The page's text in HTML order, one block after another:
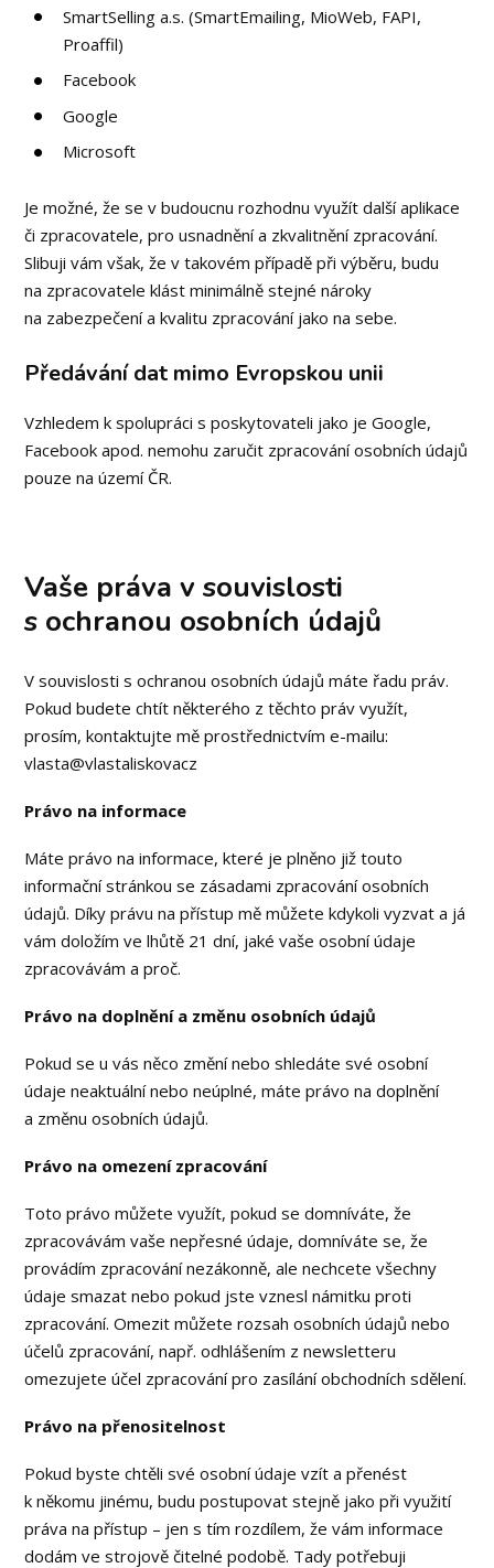
SmartSelling a.s. (SmartEmailing, MioWeb, FAPI,
Proaffil)
Facebook
Google
Microsoft
Je možné, že se v budoucnu rozhodnu využít další aplikace
či zpracovatele, pro usnadnění a zkvalitnění zpracování.
Slibuji vám však, že v takovém případě při výběru, budu
na zpracovatele klást minimálně stejné nároky
na zabezpečení a kvalitu zpracování jako na sebe.
Předávání dat mimo Evropskou unii
Vzhledem k spolupráci s poskytovateli jako je Google,
Facebook apod. nemohu zaručit zpracování osobních údajů
pouze na území ČR.
Vaše práva v souvislosti
s ochranou osobních údajů
V souvislosti s ochranou osobních údajů máte řadu práv.
Pokud budete chtít některého z těchto práv využít,
prosím, kontaktujte mě prostřednictvím e-mailu:
vlasta@vlastaliskovacz
Právo na informace
Máte právo na informace, které je plněno již touto
informační stránkou se zásadami zpracování osobních
údajů. Díky právu na přístup mě můžete kdykoli vyzvat a já
vám doložím ve lhůtě 21 dní, jaké vaše osobní údaje
zpracovávám a proč.
Právo na doplnění a změnu osobních údajů
Pokud se u vás něco změní nebo shledáte své osobní
údaje neaktuální nebo neúplné, máte právo na doplnění
a změnu osobních údajů.
Právo na omezení zpracování
Toto právo můžete využít, pokud se domníváte, že
zpracovávám vaše nepřesné údaje, domníváte se, že
provádím zpracování nezákonně, ale nechcete všechny
údaje smazat nebo pokud jste vznesl námitku proti
zpracování. Omezit můžete rozsah osobních údajů nebo
účelů zpracování, např. odhlášením z newsletteru
omezujete účel zpracování pro zasílání obchodních sdělení.
Právo na přenositelnost
Pokud byste chtěli své osobní údaje vzít a přenést
k někomu jinému, budu postupovat stejně jako při využití
práva na přístup – jen s tím rozdílem, že vám informace
dodám ve strojově čitelné podobě. Tady potřebuji